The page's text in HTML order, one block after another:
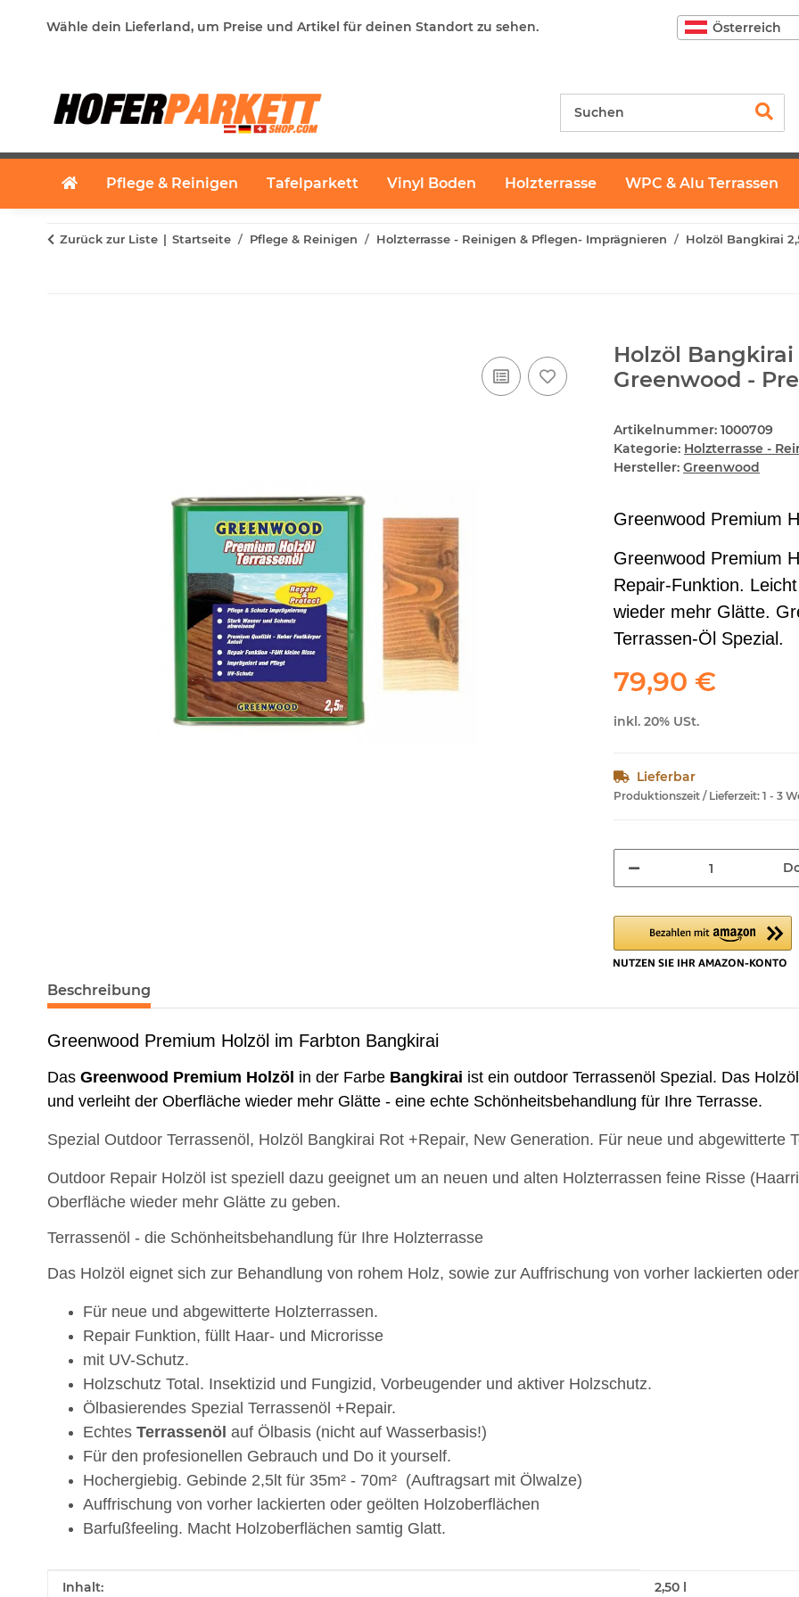
Wähle dein Lieferland, um Preise und Artikel für deinen Standort zu sehen. Österreich
Pflege & Reinigen Tafelparkett Vinyl Boden Holzterrasse WPC & Alu Terrassen
Zurück zur Liste Startseite Pflege & Reinigen Holzterrasse - Reinigen & Pflegen- Imprägnieren Holzöl Bangkirai
Holzöl
Greenwood -
Artikelnummer: 1000709
Kategorie: Holzterrasse -
Hersteller: Greenwood
Greenwood Premium
Greenwood Premium
Repair-Funktion.
wieder mehr Glätte.
Terrassen-Öl Spezial.
79,90 €
inkl. 20% USt.
Lieferbar
Produktionszeit / Lieferzeit: 1 - 3
Beschreibung
Greenwood Premium Holzöl im Farbton Bangkirai
Das Greenwood Premium Holzöl in der Farbe Bangkirai ist ein outdoor Terrassenöl Spezial. Das
und verleiht der Oberfläche wieder mehr Glätte - eine echte Schönheitsbehandlung für Ihre Terrasse.
Spezial Outdoor Terrassenöl, Holzöl Bangkirai Rot +Repair, New Generation. Für neue und abgewitterte
Outdoor Repair Holzöl ist speziell dazu geeignet um an neuen und alten Holzterrassen feine Risse
Oberfläche wieder mehr Glätte zu geben.
Terrassenöl - die Schönheitsbehandlung für Ihre Holzterrasse
Das Holzöl eignet sich zur Behandlung von rohem Holz, sowie zur Auffrischung von vorher lackierten
Für neue und abgewitterte Holzterrassen.
Repair Funktion, füllt Haar- und Microrisse
mit UV-Schutz.
Holzschutz Total. Insektizid und Fungizid, Vorbeugender und aktiver Holzschutz.
Ölbasierendes Spezial Terrassenöl +Repair.
Echtes Terrassenöl auf Ölbasis (nicht auf Wasserbasis!)
Für den profesionellen Gebrauch und Do it yourself.
Hochergiebig. Gebinde 2,5lt für 35m² - 70m² (Auftragsart mit Ölwalze)
Auffrischung von vorher lackierten oder geölten Holzoberflächen
Barfußfeeling. Macht Holzoberflächen samtig Glatt.
Produkteigenschaft
Wert
Inhalt: 2,50 l